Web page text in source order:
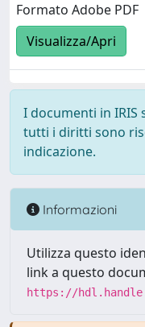
Formato Adobe PDF
Visualizza/Apri
I documenti in
tutti i diritti sono
indicazione.
Informazioni
Utilizza questo
link a questo
https://